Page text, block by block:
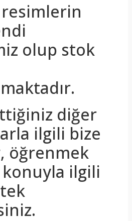
olup stok
diğer
ilgili bize
öğrenmek
ilgili